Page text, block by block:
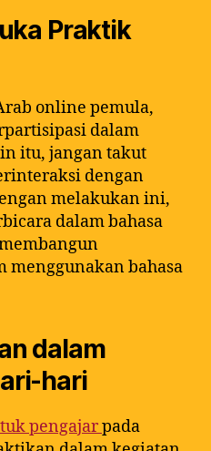
Praktik
online pemula,
dalam
itu, jangan takut
dengan
melakukan ini,
dalam bahasa
menggunakan bahasa
dalam
hari
pengajarpada